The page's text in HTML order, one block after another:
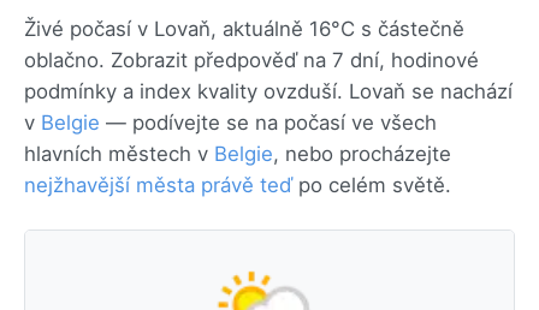
Živé počasí v Lovaň, aktuálně 16°C s částečně
oblačno. Zobrazit předpověď na 7 dní, hodinové
podmínky a index kvality ovzduší. Lovaň se nachází
v Belgie — podívejte se na počasí ve všech
hlavních městech v Belgie, nebo procházejte
nejžhavější města právě teďpo celém světě.